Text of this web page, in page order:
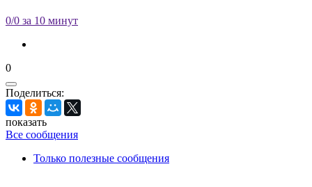
0/0 за 10 минут
0
Поделиться:
показать
Все сообщения
Только полезные сообщения